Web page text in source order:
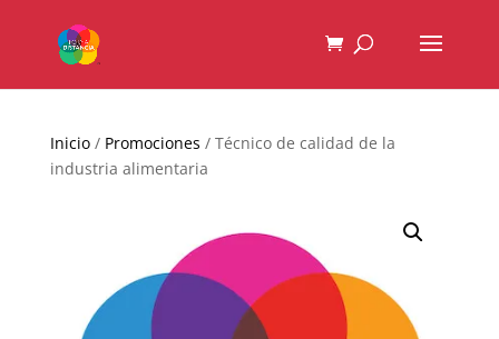
Inicio/ Promociones / Técnico de calidad de la
industria alimentaria